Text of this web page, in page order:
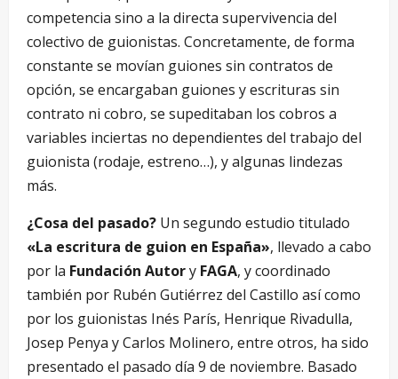
competencia sino a la directa supervivencia del
colectivo de guionistas. Concretamente, de forma
constante se movían guiones sin contratos de
opción, se encargaban guiones y escrituras sin
contrato ni cobro, se supeditaban los cobros a
variables inciertas no dependientes del trabajo del
guionista (rodaje, estreno…), y algunas lindezas
más.
¿Cosa del pasado? Un segundo estudio titulado
«La escritura de guion en España», llevado a cabo
por la Fundación Autory FAGA, y coordinado
también por Rubén Gutiérrez del Castillo así como
por los guionistas Inés París, Henrique Rivadulla,
Josep Penya y Carlos Molinero, entre otros, ha sido
presentado el pasado día 9 de noviembre. Basado